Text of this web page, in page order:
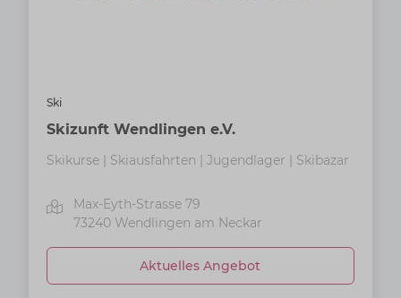
Ski
Skizunft Wendlingen e.V.
Skikurse | Skiausfahrten | Jugendlager | Skibazar
Max-Eyth-Strasse 79
73240 Wendlingen am Neckar
Aktuelles Angebot